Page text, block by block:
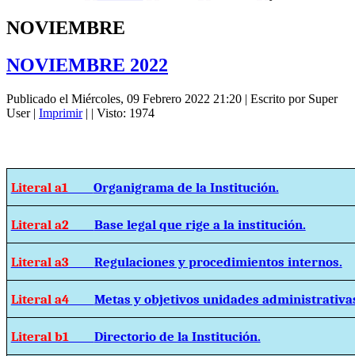
NOVIEMBRE
NOVIEMBRE 2022
Publicado el Miércoles, 09 Febrero 2022 21:20 | Escrito por Super
User| Imprimir| | Visto: 1974
Literal a1 Organigrama de la Institución.
Literal a2 Base legal que rige a la institución.
Literal a3 Regulaciones y procedimientos internos.
Literal a4 Metas y objetivos unidades
Literal b1 Directorio de la Institución.